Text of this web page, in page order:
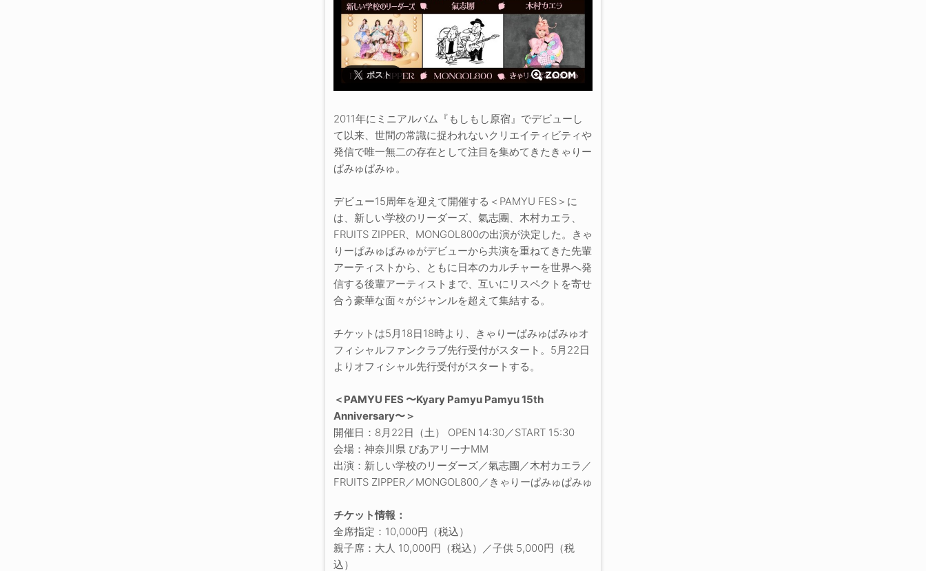
ポスト
2011年にミニアルバム『もしもし原宿』でデビューし
て以来、世間の常識に捉われないクリエイティビティや
発信で唯一無二の存在として注目を集めてきたきゃりー
ぱみゅぱみゅ。
デビュー15周年を迎えて開催する＜PAMYU FES＞に
は、新しい学校のリーダーズ、氣志團、木村カエラ、
FRUITS ZIPPER、MONGOL800の出演が決定した。きゃ
りーぱみゅぱみゅがデビューから共演を重ねてきた先輩
アーティストから、ともに日本のカルチャーを世界へ発
信する後輩アーティストまで、互いにリスペクトを寄せ
合う豪華な面々がジャンルを超えて集結する。
チケットは5月18日18時より、きゃりーぱみゅぱみゅオ
フィシャルファンクラブ先行受付がスタート。5月22日
よりオフィシャル先行受付がスタートする。
＜PAMYU FES 〜Kyary Pamyu Pamyu 15th
Anniversary〜＞
開催日：8月22日（土） OPEN 14:30／START 15:30
会場：神奈川県 ぴあアリーナMM
出演：新しい学校のリーダーズ／氣志團／木村カエラ／
FRUITS ZIPPER／MONGOL800／きゃりーぱみゅぱみゅ
チケット情報：
全席指定：10,000円（税込）
親子席：大人 10,000円（税込）／子供 5,000円（税
込）